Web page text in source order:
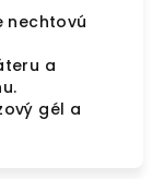
nechtovú
a
gél a